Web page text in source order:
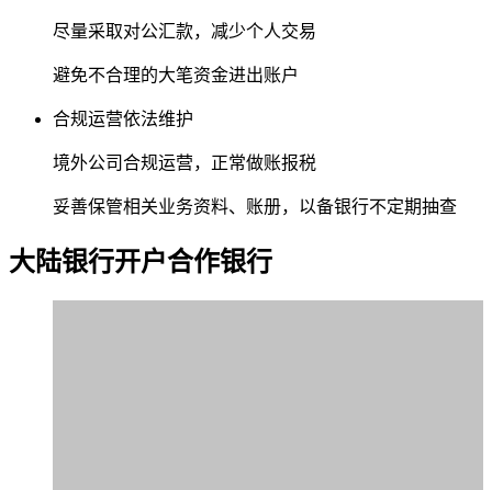
尽量采取对公汇款，减少个人交易
避免不合理的大笔资金进出账户
合规运营依法维护
境外公司合规运营，正常做账报税
妥善保管相关业务资料、账册，以备银行不定期抽查
大陆银行开户合作银行